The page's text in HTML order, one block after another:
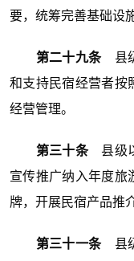
要，统筹完善基础设
第二十九条县级
和支持民宿经营者按
经营管理。
第三十条县级以
宣传推广纳入年度旅
牌，开展民宿产品推
第三十一条县级